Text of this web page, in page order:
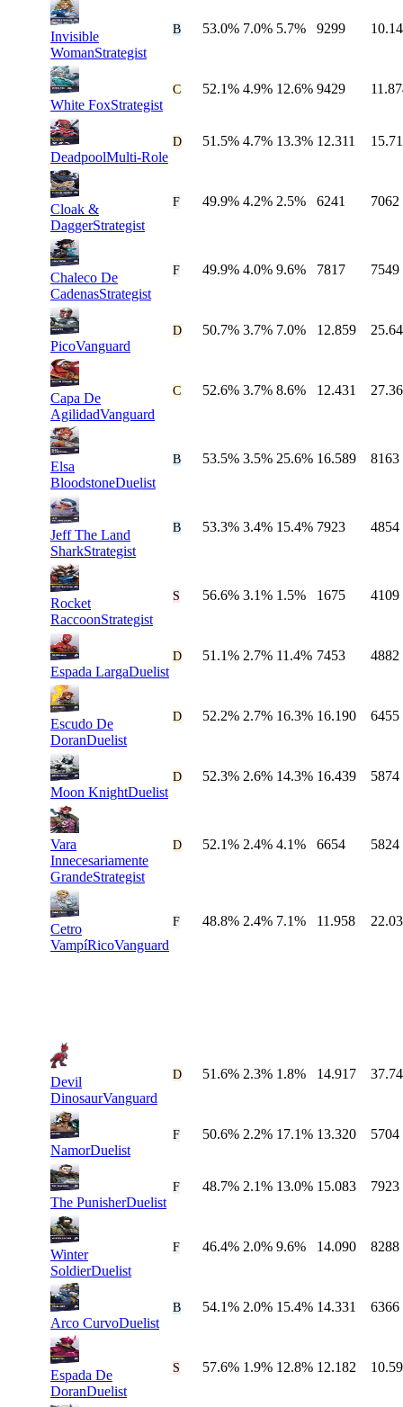
Invisible
WomanStrategist
B 53.0% 7.0% 5.7% 9299
White FoxStrategist
C 52.1% 4.9% 12.6% 9429
DeadpoolMulti-Role
D 51.5% 4.7% 13.3% 12.311
Cloak &
DaggerStrategist
F 49.9% 4.2% 2.5% 6241 7062
Chaleco De
CadenasStrategist
F 49.9% 4.0% 9.6% 7817 7549
PicoVanguard
D 50.7% 3.7% 7.0% 12.859
Capa De
AgilidadVanguard
C 52.6% 3.7% 8.6% 12.431
Elsa
BloodstoneDuelist
B 53.5% 3.5% 25.6% 16.589 8163
Jeff The Land
SharkStrategist
B 53.3% 3.4% 15.4% 7923 4854
Rocket
RaccoonStrategist
S 56.6% 3.1% 1.5% 1675 4109
Espada LargaDuelist
D 51.1% 2.7% 11.4% 7453 4882
Escudo De
DoranDuelist
D 52.2% 2.7% 16.3% 16.190 6455
Moon KnightDuelist
D 52.3% 2.6% 14.3% 16.439 5874
Vara
Innecesariamente
GrandeStrategist
D 52.1% 2.4% 4.1% 6654 5824
Cetro
VampíRicoVanguard
F 48.8% 2.4% 7.1% 11.958
Devil
DinosaurVanguard
D 51.6% 2.3% 1.8% 14.917
NamorDuelist
F 50.6% 2.2% 17.1% 13.320 5704
The PunisherDuelist
F 48.7% 2.1% 13.0% 15.083 7923
Winter
SoldierDuelist
F 46.4% 2.0% 9.6% 14.090 8288
Arco CurvoDuelist
B 54.1% 2.0% 15.4% 14.331 6366
Espada De
DoranDuelist
S 57.6% 1.9% 12.8% 12.182